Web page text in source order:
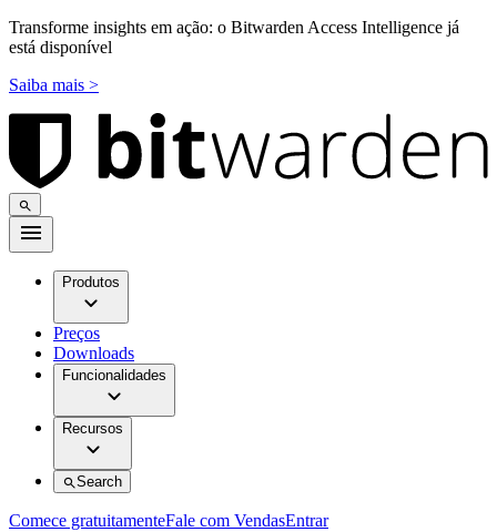
Transforme insights em ação: o Bitwarden Access Intelligence já
está disponível
Saiba mais >
Produtos
Preços
Downloads
Funcionalidades
Recursos
Search
Comece gratuitamenteFale com VendasEntrar